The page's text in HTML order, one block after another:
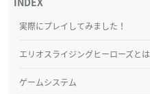
実際にプレイしてみました！
エリオスライジングヒーローズとは
ゲームシステム